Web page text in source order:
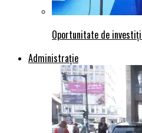
Oportunitate de
Administraţie